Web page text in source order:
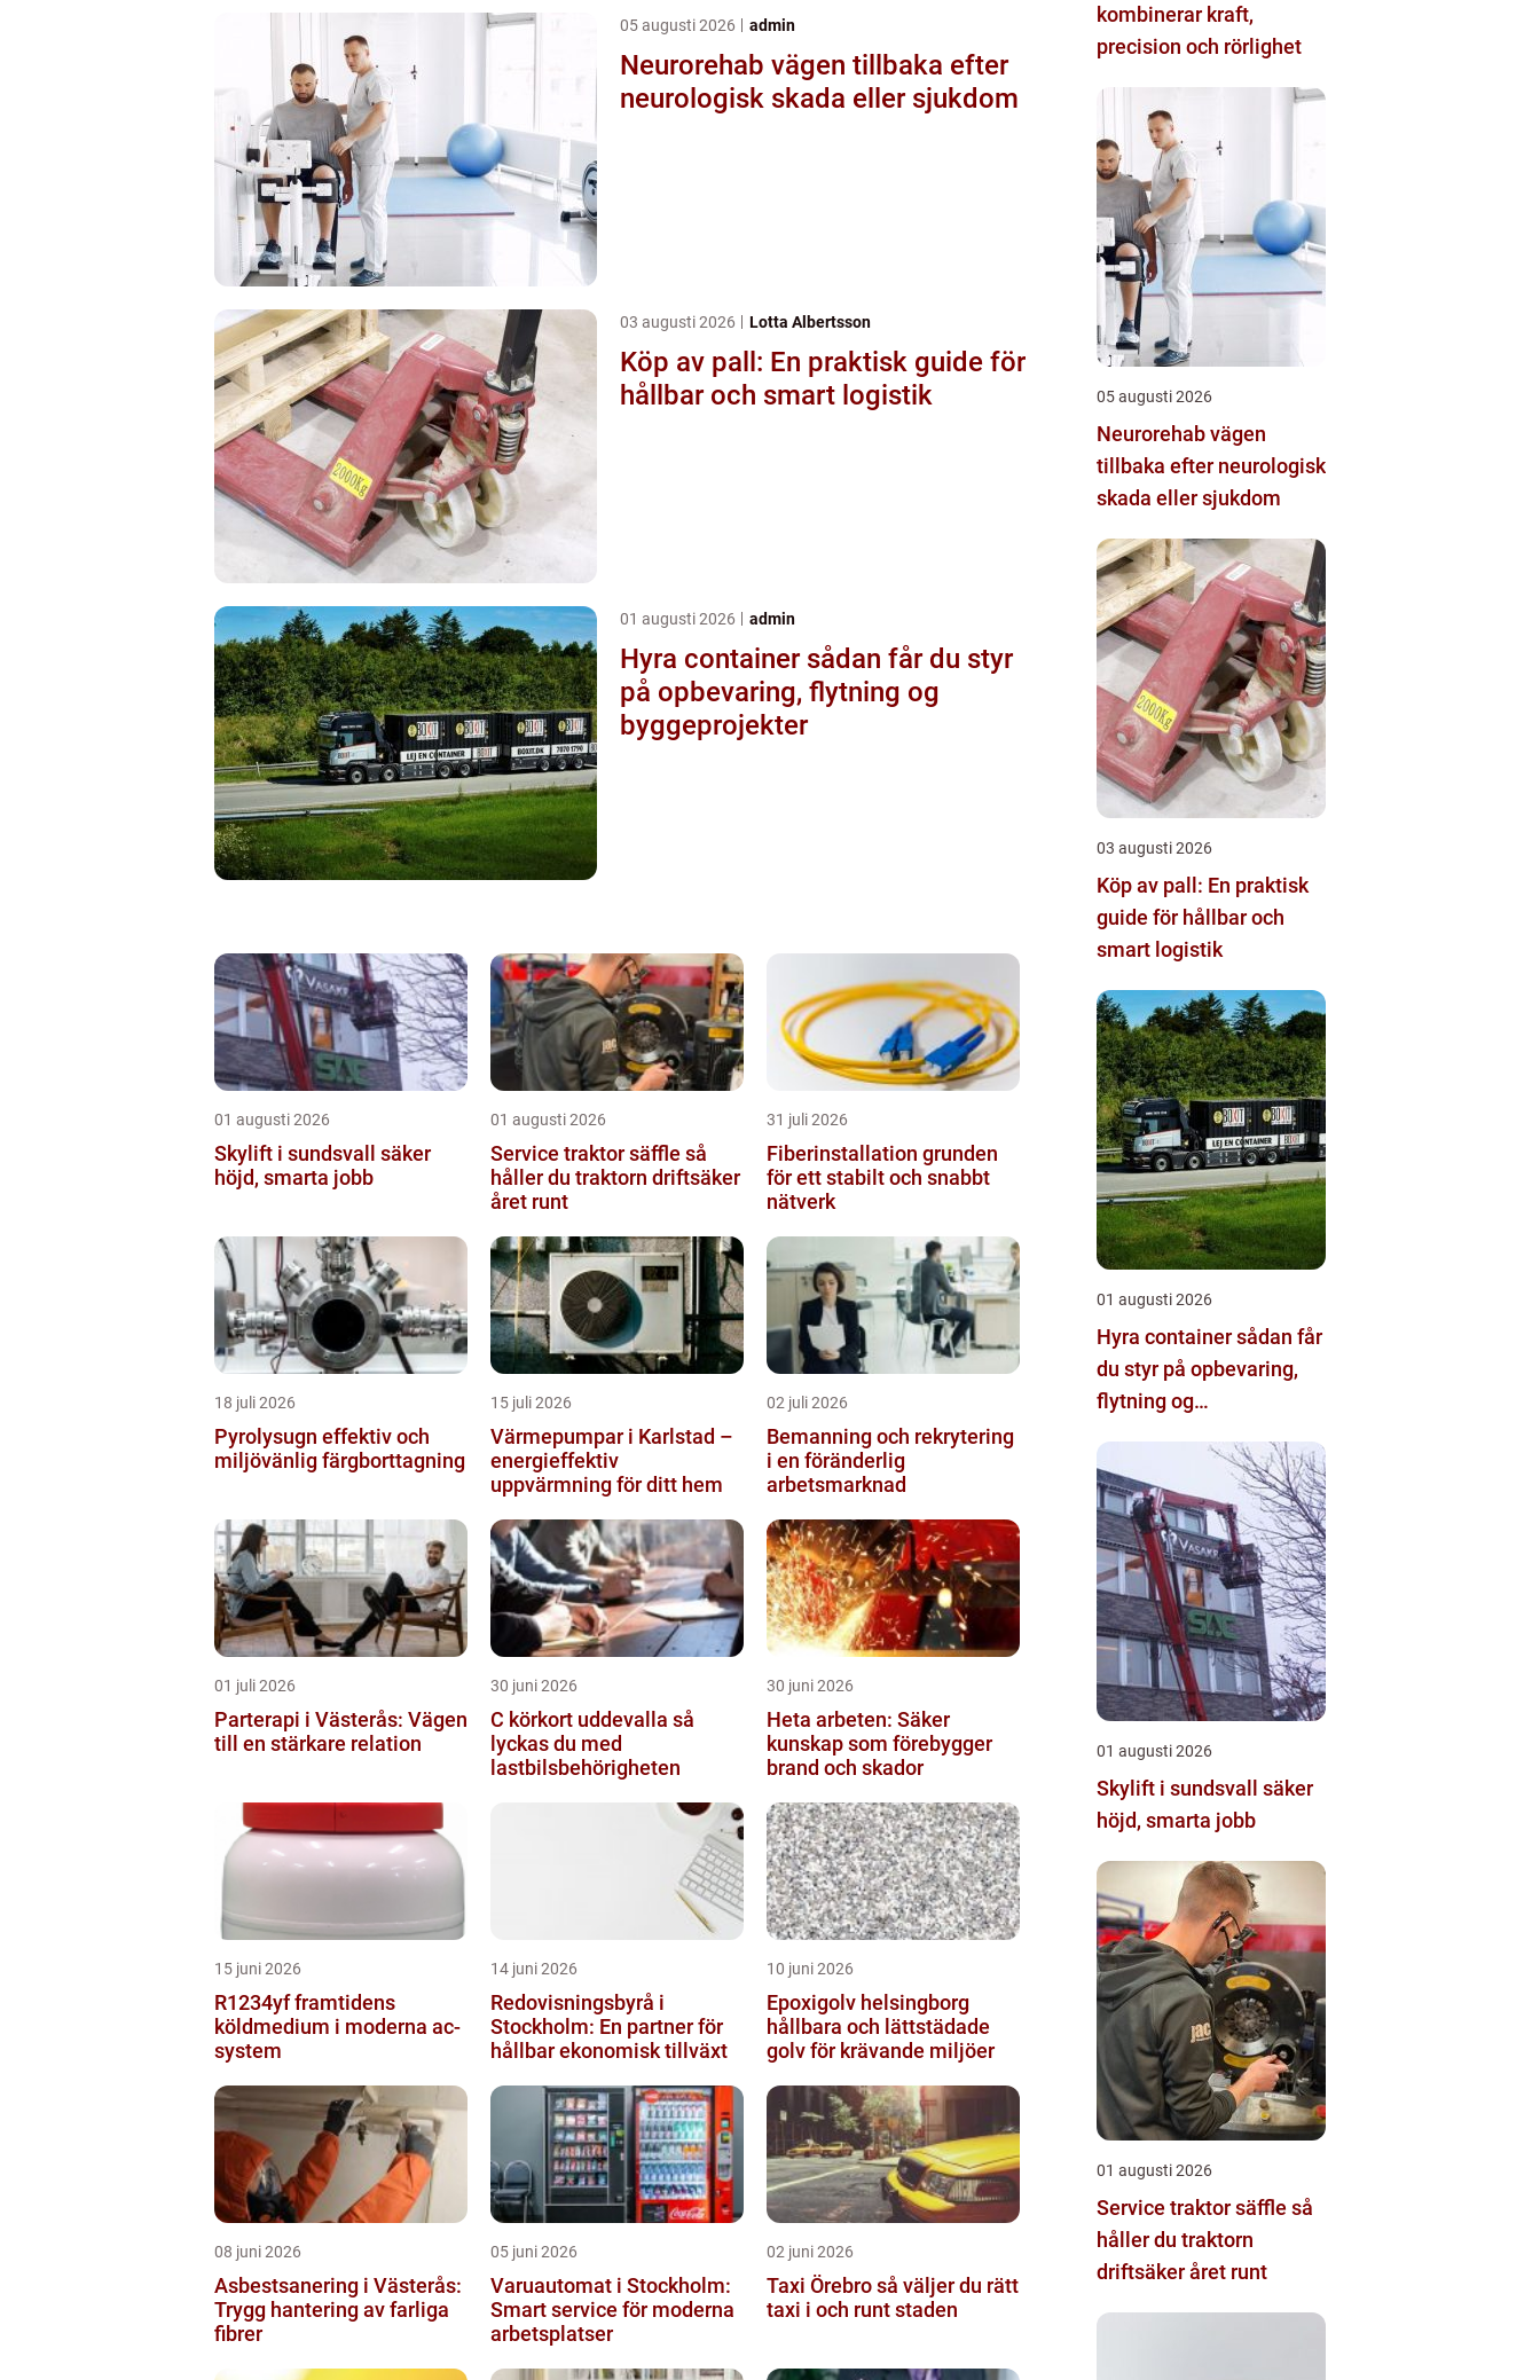
05 augusti 2026 admin
Neurorehab vägen tillbaka efter
neurologisk skada eller sjukdom
03 augusti 2026 Lotta Albertsson
Köp av pall: En praktisk guide för
hållbar och smart logistik
01 augusti 2026 admin
Hyra container sådan får du styr
på opbevaring, flytning og
byggeprojekter
01 augusti 2026
Skylift i sundsvall säker
höjd, smarta jobb
01 augusti 2026
Service traktor säffle så
håller du traktorn driftsäker
året runt
31 juli 2026
Fiberinstallation grunden
för ett stabilt och snabbt
nätverk
18 juli 2026
Pyrolysugn effektiv och
miljövänlig färgborttagning
15 juli 2026
Värmepumpar i Karlstad –
energieffektiv
uppvärmning för ditt hem
02 juli 2026
Bemanning och rekrytering
i en föränderlig
arbetsmarknad
01 juli 2026
Parterapi i Västerås: Vägen
till en stärkare relation
30 juni 2026
C körkort uddevalla så
lyckas du med
lastbilsbehörigheten
30 juni 2026
Heta arbeten: Säker
kunskap som förebygger
brand och skador
15 juni 2026
R1234yf framtidens
köldmedium i moderna ac-
system
14 juni 2026
Redovisningsbyrå i
Stockholm: En partner för
hållbar ekonomisk tillväxt
10 juni 2026
Epoxigolv helsingborg
hållbara och lättstädade
golv för krävande miljöer
08 juni 2026
Asbestsanering i Västerås:
Trygg hantering av farliga
fibrer
05 juni 2026
Varuautomat i Stockholm:
Smart service för moderna
arbetsplatser
02 juni 2026
Taxi Örebro så väljer du rätt
taxi i och runt staden
kombinerar kraft,
precision och rörlighet
05 augusti 2026
Neurorehab vägen
tillbaka efter neurologisk
skada eller sjukdom
03 augusti 2026
Köp av pall: En praktisk
guide för hållbar och
smart logistik
01 augusti 2026
Hyra container sådan får
du styr på opbevaring,
flytning og
01 augusti 2026
Skylift i sundsvall säker
höjd, smarta jobb
01 augusti 2026
Service traktor säffle så
håller du traktorn
driftsäker året runt